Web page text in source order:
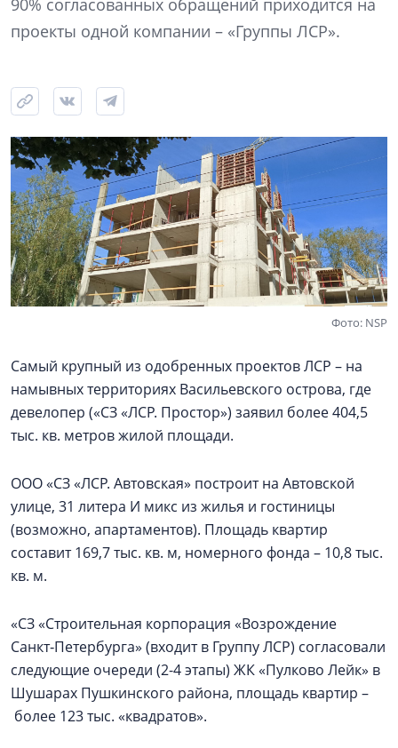
90% согласованных обращений приходится на
проекты одной компании – «Группы ЛСР».
Фото: NSP
Самый крупный из одобренных проектов ЛСР – на
намывных территориях Васильевского острова, где
девелопер («СЗ «ЛСР. Простор») заявил более 404,5
тыс. кв. метров жилой площади.
ООО «СЗ «ЛСР. Автовская» построит на Автовской
улице, 31 литера И микс из жилья и гостиницы
(возможно, апартаментов). Площадь квартир
составит 169,7 тыс. кв. м, номерного фонда – 10,8 тыс.
кв. м.
«СЗ «Строительная корпорация «Возрождение
Санкт‑Петербурга» (входит в Группу ЛСР) согласовали
следующие очереди (2-4 этапы) ЖК «Пулково Лейк» в
Шушарах Пушкинского района, площадь квартир –
более 123 тыс. «квадратов».